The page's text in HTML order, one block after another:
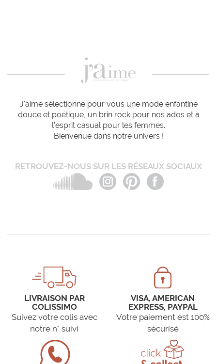
J'aime sélectionne pour vous une mode enfantine
douce et poétique, un brin rock pour nos ados et à
l'esprit casual pour les femmes.
Bienvenue dans notre univers !
RETROUVEZ-NOUS SUR LES RÉSEAUX SOCIAUX
LIVRAISON PAR
COLISSIMO
Suivez votre colis avec
notre n° suivi
VISA, AMERICAN
EXPRESS, PAYPAL
Votre paiement est 100%
sécurisé